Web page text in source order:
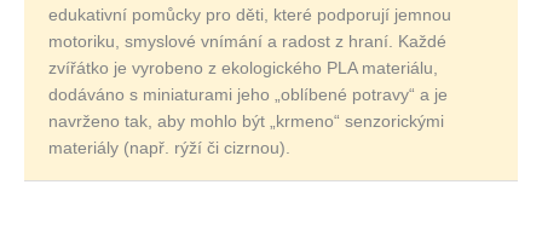
edukativní pomůcky pro děti, které podporují jemnou
motoriku, smyslové vnímání a radost z hraní. Každé
zvířátko je vyrobeno z ekologického PLA materiálu,
dodáváno s miniaturami jeho „oblíbené potravy“ a je
navrženo tak, aby mohlo být „krmeno“ senzorickými
materiály (např. rýží či cizrnou).